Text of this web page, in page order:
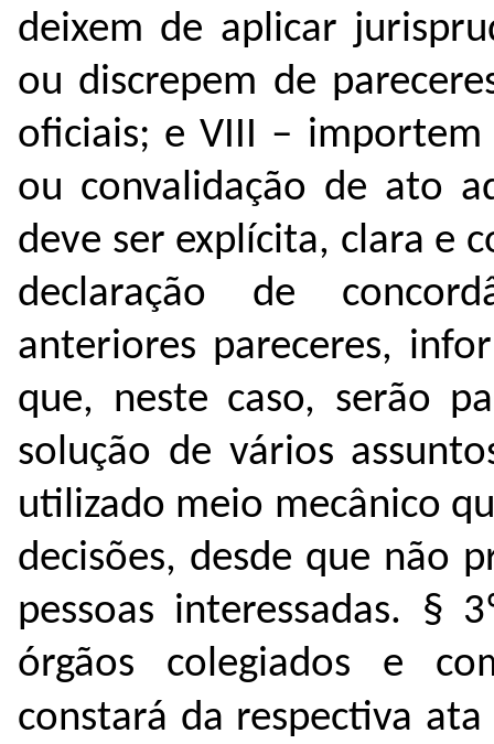
deixem de aplicar
ou discrepem de
oficiais; eVIII – importem
ou convalidação de ato
deve ser explícita, clara e
declaração de
anteriores pareceres,
que, neste caso, serão
solução de vários
utilizado meio mecânico
decisões, desde que não
pessoas interessadas. §
órgãos colegiados e
constará da respectiva